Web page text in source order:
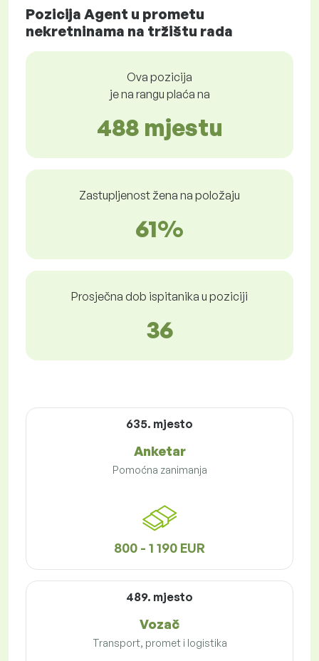
Pozicija Agent u prometu
nekretninama na tržištu rada
Ova pozicija
je na rangu plaća na
488 mjestu
Zastupljenost žena na položaju
61%
Prosječna dob ispitanika u poziciji
36
635. mjesto
Anketar
Pomoćna zanimanja
800 - 1 190 EUR
489. mjesto
Vozač
Transport, promet i logistika